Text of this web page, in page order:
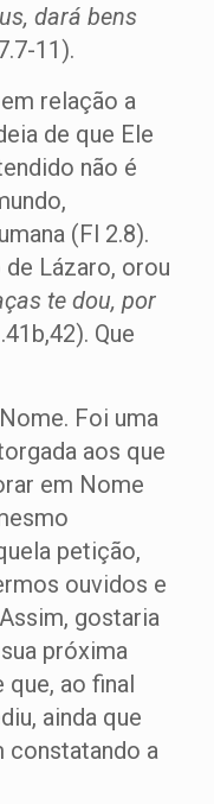
dará bens
11).
relação a
de que Ele
não é
(Fl 2.8).
Lázaro, orou
te dou, por
Que
Foi uma
aos que
em Nome
petição,
ouvidos e
gostaria
próxima
que, ao final
ainda que
constatando a